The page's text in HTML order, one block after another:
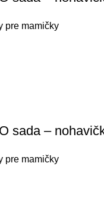
pre mamičky
sada –
pre mamičky